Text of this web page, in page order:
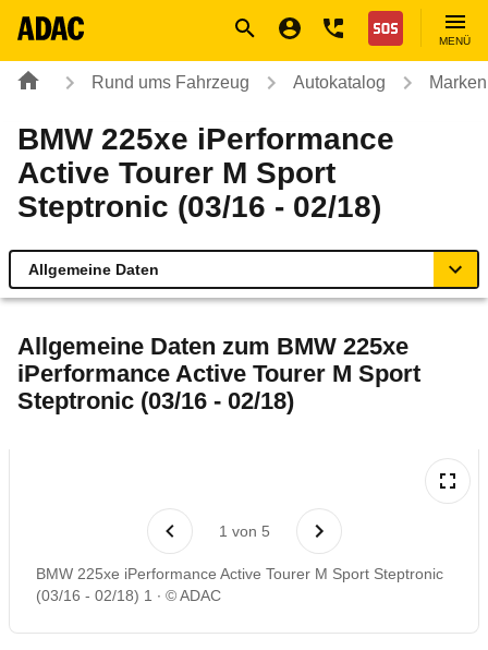
Nothilfe
MENÜ
Rund ums Fahrzeug Autokatalog
BMW 225xe iPerformance
Active Tourer M Sport
Steptronic (03/16 - 02/18)
Allgemeine Daten
Technische Daten
Rückrufe & Mängel
Allgemeine Daten zum BMW 225xe
iPerformance Active Tourer M Sport
Steptronic (03/16 - 02/18)
1 von 5
BMW 225xe iPerformance Active Tourer M Sport Steptronic
(03/16 - 02/18) 1
© ADAC